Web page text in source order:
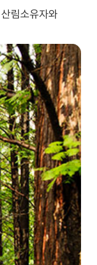
림소유자와